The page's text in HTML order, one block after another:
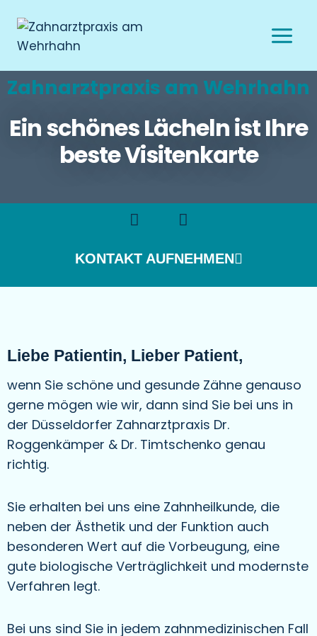
Zahnarztpraxis am Wehrhahn
Ein schönes Lächeln ist Ihre
beste Visitenkarte
KONTAKT AUFNEHMEN
Liebe Patientin, Lieber Patient,
wenn Sie schöne und gesunde Zähne genauso
gerne mögen wie wir, dann sind Sie bei uns in
der Düsseldorfer Zahnarztpraxis Dr.
Roggenkämper & Dr. Timtschenko genau
richtig.
Sie erhalten bei uns eine Zahnheilkunde, die
neben der Ästhetik und der Funktion auch
besonderen Wert auf die Vorbeugung, eine
gute biologische Verträglichkeit und modernste
Verfahren legt.
Bei uns sind Sie in jedem zahnmedizinischen Fall